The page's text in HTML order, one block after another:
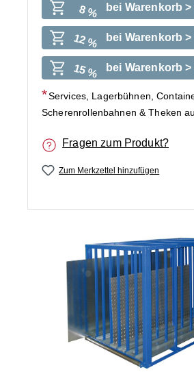
8 % bei Warenkorb >
12 % bei Warenkorb >
15 % bei Warenkorb >
Services, Lagerbühnen,
Scherenrollenbahnen & Theken
Fragen zum Produkt?
Zum Merkzettel hinzufügen